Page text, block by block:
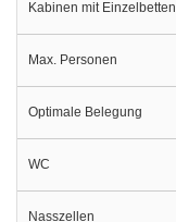
Kabinen mit Einzelbetten
Max. Personen
Optimale Belegung
WC
Nasszellen